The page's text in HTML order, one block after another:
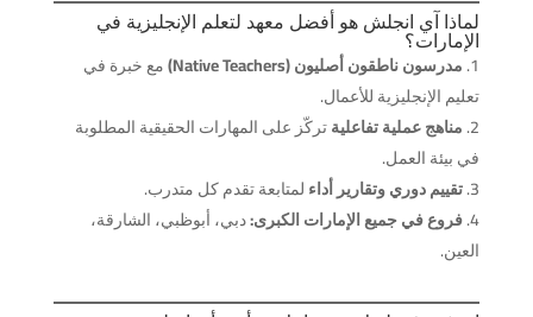
لماذا آي انجلش هو أفضل معهد لتعلم الإنجليزية في
الإمارات؟
مدرسون ناطقون أصليون (Native Teachers)
مع خبرة في
تعليم الإنجليزية للأعمال.
مناهج عملية تفاعليةتركّز على المهارات الحقيقية المطلوبة
في بيئة العمل.
تقييم دوري وتقارير أداءلمتابعة تقدم كل متدرب.
فروع في جميع الإمارات الكبرى:دبي، أبوظبي، الشارقة،
العين.